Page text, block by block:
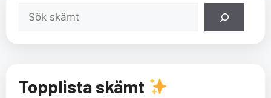
Sök
Topplista skämt